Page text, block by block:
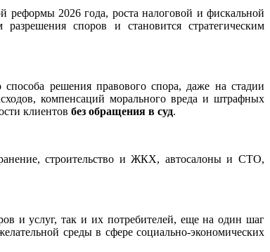
реформы 2026 года, роста налоговой и фискальной
споров и становится стратегическим
решения правового спора, даже на стадии
компенсаций морального вреда и штрафных
клиентов без обращения в суд.
строительство и ЖКХ, автосалоны и СТО,
и услуг, так и их потребителей, еще на один шаг
среды в сфере социально-экономических